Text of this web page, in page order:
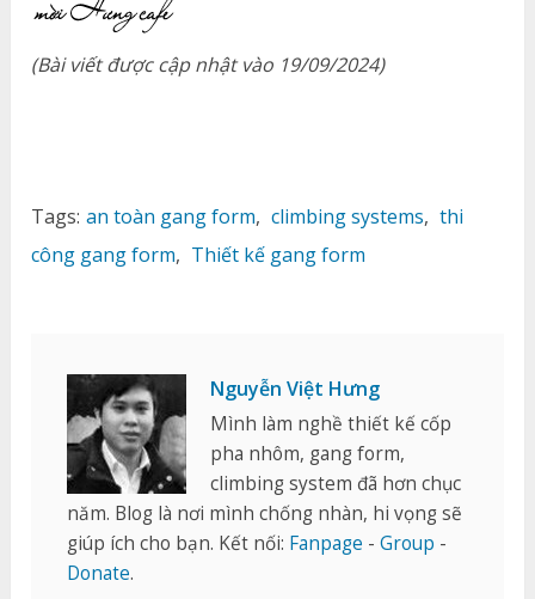
(Bài viết được cập nhật vào 19/09/2024)
Tags: an toàn gang form, climbing systems, thi
công gang form, Thiết kế gang form
Nguyễn Việt Hưng
Mình làm nghề thiết kế cốp
pha nhôm, gang form,
climbing system đã hơn chục
năm. Blog là nơi mình chống nhàn, hi vọng sẽ
giúp ích cho bạn. Kết nối: Fanpage -Group -
Donate.